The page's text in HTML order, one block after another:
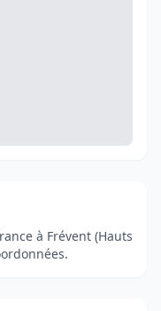
à Frévent (Hauts